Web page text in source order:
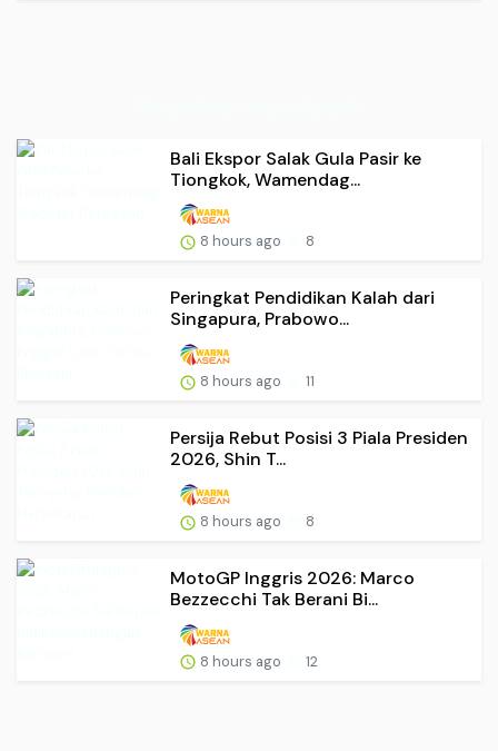
Bali Ekspor Salak Gula Pasir ke
Tiongkok, Wamendag...
8 hours ago 8
Peringkat Pendidikan Kalah dari
Singapura, Prabowo...
8 hours ago 11
Persija Rebut Posisi 3 Piala Presiden
2026, Shin T...
8 hours ago 8
MotoGP Inggris 2026: Marco
Bezzecchi Tak Berani Bi...
8 hours ago 12